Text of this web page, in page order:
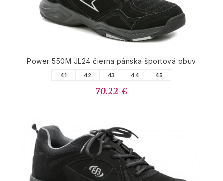
Power 550M JL24 čierna pánska športová obuv
41 42 43 44 45
70.22 €